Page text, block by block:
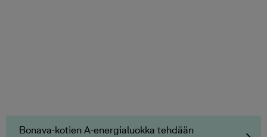
Bonava-kotien A-energialuokka tehdään